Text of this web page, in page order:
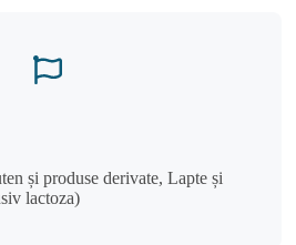
și produse derivate, Lapte și
lactoza)